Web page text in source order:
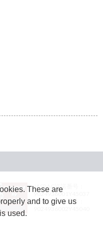
JASRAC許諾番号：
9024936001Y45037
JASRAC許諾番号：
These are
and to give us
used.